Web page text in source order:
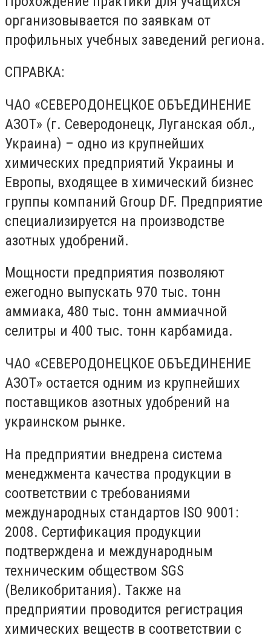
организовывается по заявкам от
профильных учебных заведений региона.
СПРАВКА:
ЧАО «СЕВЕРОДОНЕЦКОЕ ОБЪЕДИНЕНИЕ
АЗОТ» (г. Северодонецк, Луганская обл.,
Украина) – одно из крупнейших
химических предприятий Украины и
Европы, входящее в химический бизнес
группы компаний Group DF. Предприятие
специализируется на производстве
азотных удобрений.
Мощности предприятия позволяют
ежегодно выпускать 970 тыс. тонн
аммиака, 480 тыс. тонн аммиачной
селитры и 400 тыс. тонн карбамида.
ЧАО «СЕВЕРОДОНЕЦКОЕ ОБЪЕДИНЕНИЕ
АЗОТ» остается одним из крупнейших
поставщиков азотных удобрений на
украинском рынке.
На предприятии внедрена система
менеджмента качества продукции в
соответствии с требованиями
международных стандартов ISO 9001:
2008. Сертификация продукции
подтверждена и международным
техническим обществом SGS
(Великобритания). Также на
предприятии проводится регистрация
химических веществ в соответствии с